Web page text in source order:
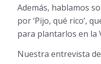
Además, hablamos
por ‘Pijo, qué rico’,
para plantarlos en la
Nuestra entrevista